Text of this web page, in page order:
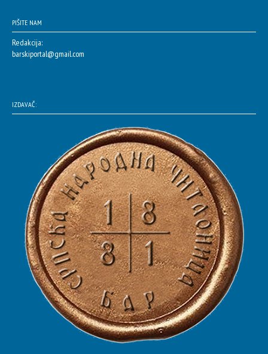
PIŠITE NAM
Redakcija:
barskiportal@gmail.com
IZDAVAČ: